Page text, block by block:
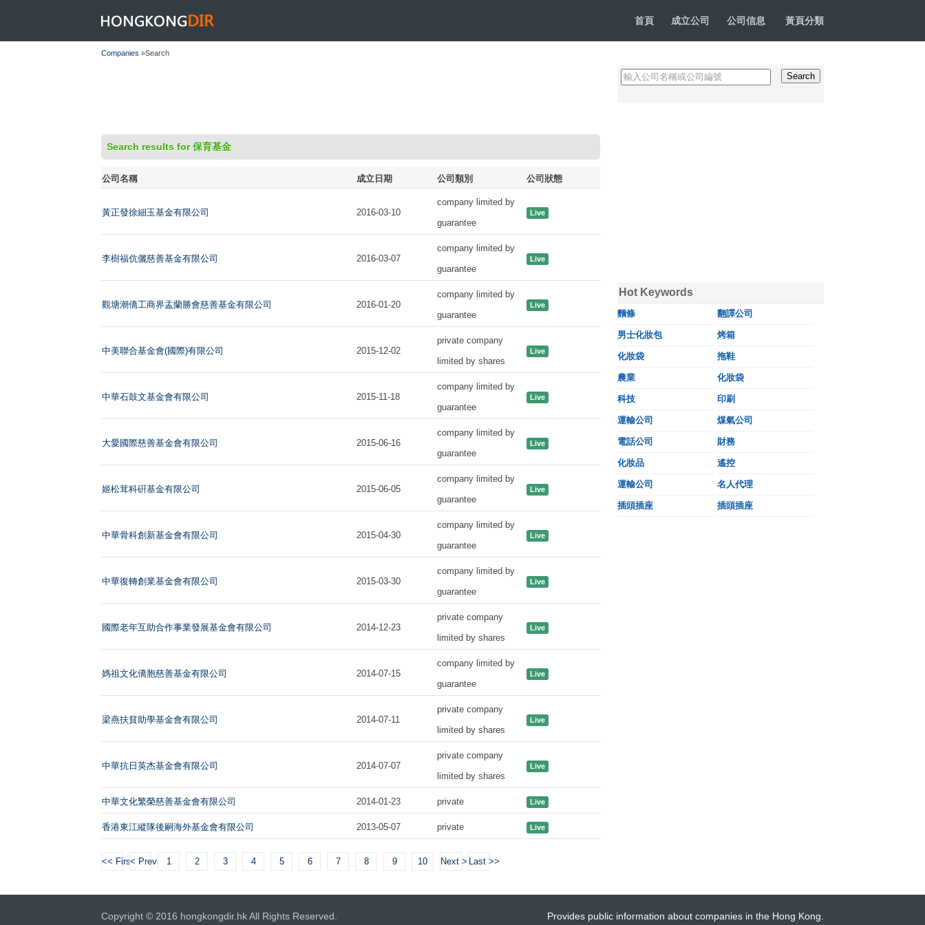
HONGKONGDIR 首頁 成立公司 公司信息 黃頁分類
Companies »Search
Search results for 保育基金
公司名稱 成立日期 公司類別 公司狀態
黃正發徐細玉基金有限公司 2016-03-10
company limited by
guarantee
Live
李樹福伉儷慈善基金有限公司 2016-03-07
company limited by
guarantee
Live
觀塘潮僑工商界盂蘭勝會慈善基金有限公司 2016-01-20
company limited by
guarantee
Live
中美聯合基金會(國際)有限公司 2015-12-02
private company
limited by shares
Live
中華石鼓文基金會有限公司 2015-11-18
company limited by
guarantee
Live
大愛國際慈善基金會有限公司 2015-06-16
company limited by
guarantee
Live
姬松茸科硏基金有限公司 2015-06-05
company limited by
guarantee
Live
中華骨科創新基金會有限公司 2015-04-30
company limited by
guarantee
Live
中華復轉創業基金會有限公司 2015-03-30
company limited by
guarantee
Live
國際老年互助合作事業發展基金會有限公司 2014-12-23
private company
limited by shares
Live
媽祖文化僑胞慈善基金有限公司 2014-07-15
company limited by
guarantee
Live
梁燕扶貧助學基金會有限公司 2014-07-11
private company
limited by shares
Live
中華抗日英杰基金會有限公司 2014-07-07
private company
limited by shares
Live
中華文化繁榮慈善基金會有限公司 2014-01-23 private Live
香港東江縱隊後嗣海外基金會有限公司 2013-05-07 private Live
<< First< Previous1 2 3 4 5 6 7 8 9 10 Next > Last >>
Hot Keywords
麵條 翻譯公司
男士化妝包 烤箱
化妝袋 拖鞋
農業 化妝袋
科技 印刷
運輸公司 煤氣公司
電話公司 財務
化妝品 遙控
運輸公司 名人代理
插頭插座 插頭插座
Copyright © 2016 hongkongdir.hk All Rights Reserved. Provides public information about companies in the Hong Kong.